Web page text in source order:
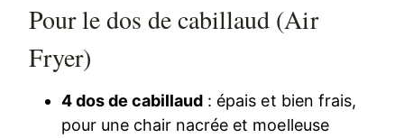
Pour le dos de cabillaud (Air
Fryer)
4 dos de cabillaud : épais et bien frais,
pour une chair nacrée et moelleuse